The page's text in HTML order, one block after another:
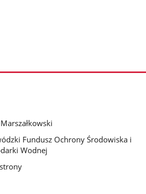
Fundusz Ochrony Środowiska i
Wodnej